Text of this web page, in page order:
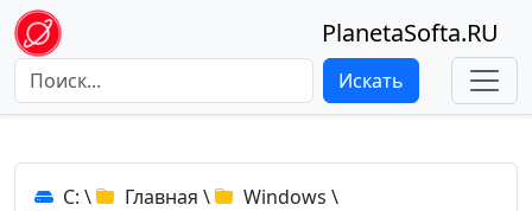
PlanetaSofta.RU
Искать
C: \ Главная \ Windows \